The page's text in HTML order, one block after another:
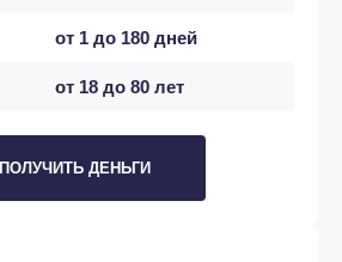
от 1 до 180 дней
от 18 до 80 лет
ПОЛУЧИТЬ ДЕНЬГИ